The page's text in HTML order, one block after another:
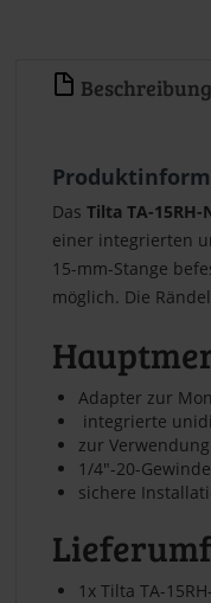
Beschreibung
Das Tilta TA-
einer integrierten
15-mm-Stange
möglich. Die
Adapter zur
integrierte
zur
1/4"-20-
sichere
1x Tilta TA-